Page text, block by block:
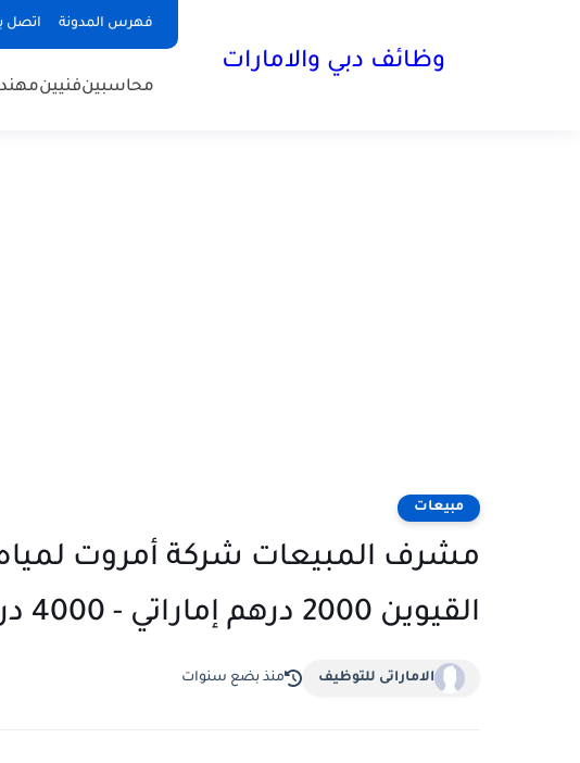
فهرس المدونة اتصل
وظائف دبي والامارات
محاسبينفنيين
مبيعات
مشرف المبيعات شركة أمروت لمياه
القيوين 2000 درهم إماراتي - 4000 درهم إماراتي شهريًا
الاماراتى للتوظيف منذ بضع سنوات